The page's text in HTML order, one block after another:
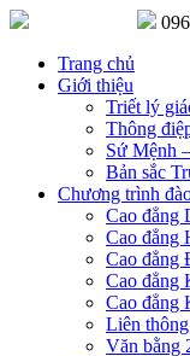
Trang chủ
Giới thiệu
Triết lý
Thông
Sứ Mệnh
Bản sắc
Chương trình
Cao đẳng
Cao đẳng
Cao đẳng
Cao đẳng
Cao đẳng
Liên
Văn bằng